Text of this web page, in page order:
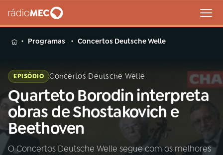
MENU
Buscar
na
Rádio
MEC
Buscar
Início AO VIVO
Programas Concertos Deutsche Welle
EPISÓDIO Concertos Deutsche Welle
Quarteto Borodin interpreta
obras de Shostakovich e
Beethoven
O Concertos Deutsche Welle segue com os melhores